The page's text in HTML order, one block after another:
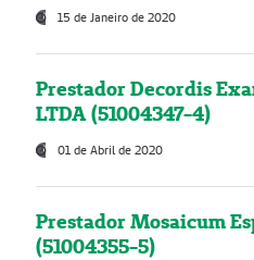
15 de Janeiro de 2020
Prestador Decordis
LTDA (51004347-4)
01 de Abril de 2020
Prestador Mosaicum
(51004355-5)